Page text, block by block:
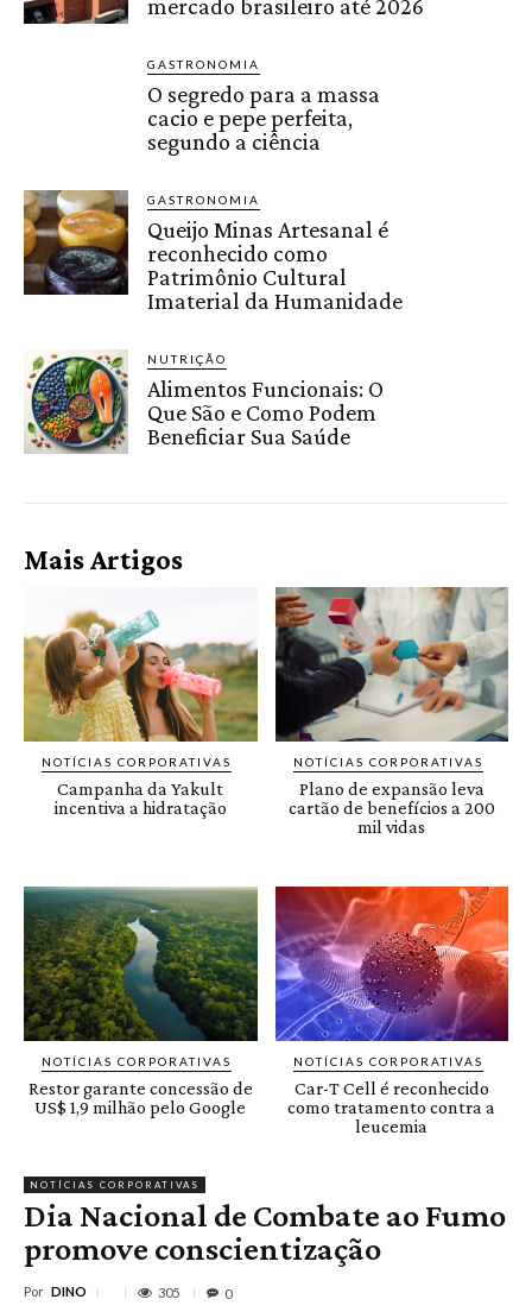
mercado brasileiro até 2026
GASTRONOMIA
O segredo para a massa
cacio e pepe perfeita,
segundo a ciência
GASTRONOMIA
Queijo Minas Artesanal é
reconhecido como
Patrimônio Cultural
Imaterial da Humanidade
NUTRIÇÃO
Alimentos Funcionais: O
Que São e Como Podem
Beneficiar Sua Saúde
Mais Artigos
NOTÍCIAS CORPORATIVAS
Campanha da Yakult
incentiva a hidratação
NOTÍCIAS CORPORATIVAS
Plano de expansão leva
cartão de benefícios a 200
mil vidas
NOTÍCIAS CORPORATIVAS
Restor garante concessão de
US$ 1,9 milhão pelo Google
NOTÍCIAS CORPORATIVAS
Car-T Cell é reconhecido
como tratamento contra a
leucemia